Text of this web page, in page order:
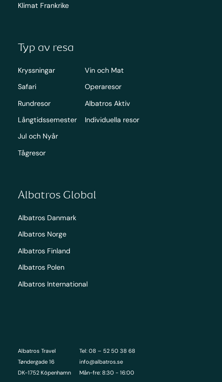
Klimat Frankrike
Albatros Travel
Tøndergade 16
DK-1752 Köpenhamn
Tel: 08 – 52 50 38 68
info@albatros.se
Mån-fre: 8:30 - 16:00
Typ av resa
Kryssningar
Safari
Rundresor
Långtidssemester
Jul och Nyår
Tågresor
Vin och Mat
Operaresor
Albatros Aktiv
Individuella resor
Albatros Global
Albatros Danmark
Albatros Norge
Albatros Finland
Albatros Polen
Albatros International